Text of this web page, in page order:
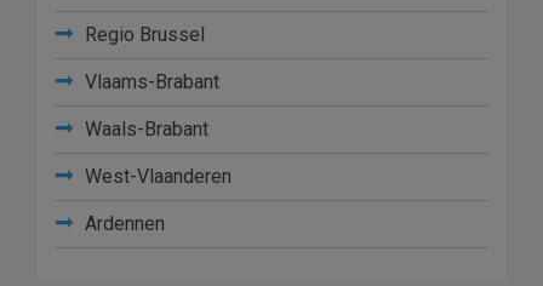
Regio Brussel
Vlaams-Brabant
Waals-Brabant
West-Vlaanderen
Ardennen